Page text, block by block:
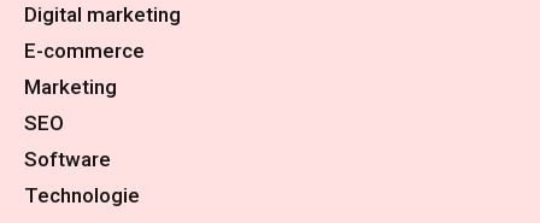
Digital marketing
E-commerce
Marketing
SEO
Software
Technologie